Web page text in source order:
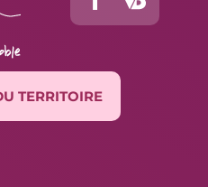
TERRITOIRE